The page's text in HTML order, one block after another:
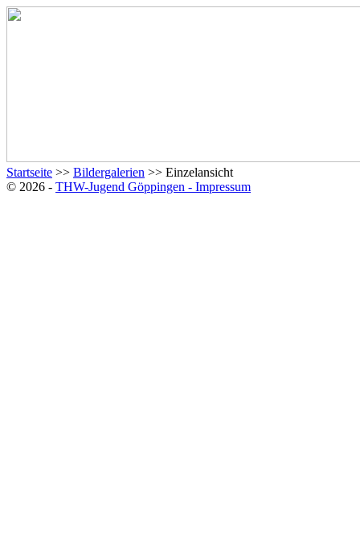
Startseite >> Bildergalerien >> Einzelansicht
© 2026 - THW-Jugend Göppingen - Impressum